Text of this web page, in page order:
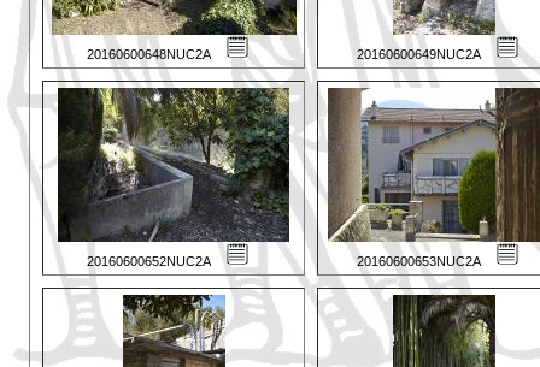
20160600648NUC2A 20160600649NUC2A
20160600652NUC2A 20160600653NUC2A